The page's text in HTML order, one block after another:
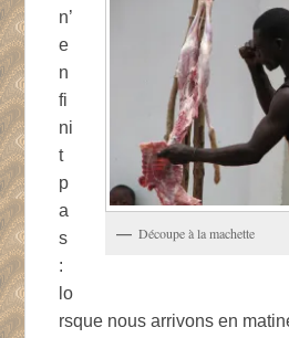
Découpe à la machette
n’
e
n
fi
ni
t
p
a
s
:
lo
rsque nous arrivons en